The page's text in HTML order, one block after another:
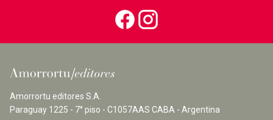
Amorrortu editores S.A.
Paraguay 1225 - 7° piso - C1057AAS CABA - Argentina